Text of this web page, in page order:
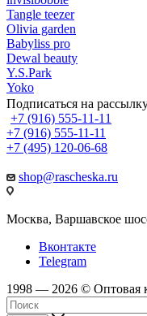
Tangle teezer
Olivia garden
Babyliss pro
Dewal beauty
Y.S.Park
Yoko
Подписаться на
+7 (916) 555-11-11
+7 (916) 555-11-11
+7 (495) 120-06-68
shop@rascheska.ru
Москва, Варшавское
Вконтакте
Telegram
1998 — 2026 © Оптовая